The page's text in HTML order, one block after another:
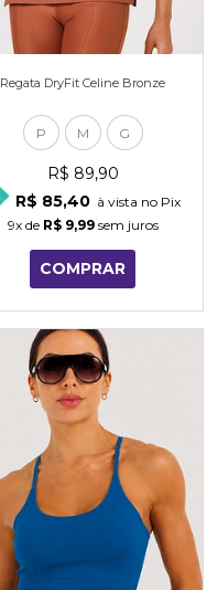
Regata DryFit Celine Bronze
P M G
R$ 89,90
R$ 85,40 à vista no Pix
9xde R$ 9,99sem juros
COMPRAR